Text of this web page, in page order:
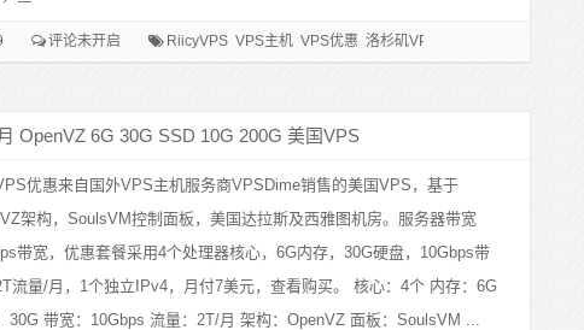
评论未开启 RiicyVPS VPS主机 VPS优惠 洛杉矶VPS
OpenVZ 6G 30G SSD 10G 200G 美国VPS
优惠来自国外VPS主机服务商VPSDime销售的美国VPS，基于
架构，SoulsVM控制面板，美国达拉斯及西雅图机房。服务器带宽
带宽，优惠套餐采用4个处理器核心，6G内存，30G硬盘，10Gbps带
流量/月，1个独立IPv4，月付7美元，查看购买。 核心：4个 内存：6G
30G 带宽：10Gbps 流量：2T/月 架构：OpenVZ 面板：SoulsVM ...